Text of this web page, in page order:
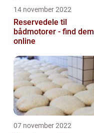
14 november 2022
Reservedele til
bådmotorer - find dem
online
07 november 2022